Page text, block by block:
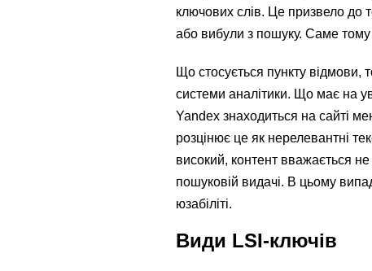
ключових слів. Це призвело до
або вибули з пошуку. Саме тому
Що стосується пункту відмови,
системи аналітики. Що має на
Yandex знаходиться на сайті
розцінює це як нерелевантні
високий, контент вважається
пошуковій видачі. В цьому
юзабіліті.
Види LSI-ключів